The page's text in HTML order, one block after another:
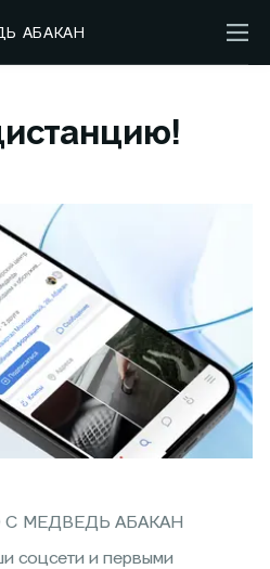
АБАКАН
С МЕДВЕДЬ АБАКАН
соцсети и первыми